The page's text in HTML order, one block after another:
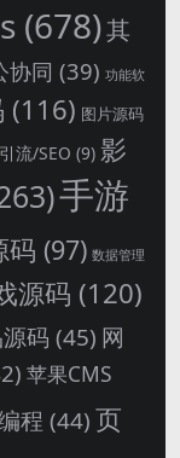
(678)其
协同 (39) 功能软
(116) 图片源码
引流/SEO (9) 影
手游
码 (97) 数据管理
源码 (120)
码 (45) 网
苹果CMS
程 (44)页